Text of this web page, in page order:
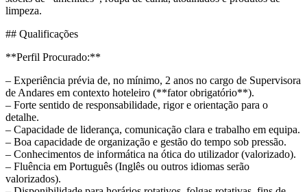
limpeza.
## Qualificações
**Perfil Procurado:**
– Experiência prévia de, no mínimo, 2 anos no cargo de Supervisora
de Andares em contexto hoteleiro (**fator obrigatório**).
– Forte sentido de responsabilidade, rigor e orientação para o
detalhe.
– Capacidade de liderança, comunicação clara e trabalho em equipa.
– Boa capacidade de organização e gestão do tempo sob pressão.
– Conhecimentos de informática na ótica do utilizador (valorizado).
– Fluência em Português (Inglês ou outros idiomas serão
valorizados).